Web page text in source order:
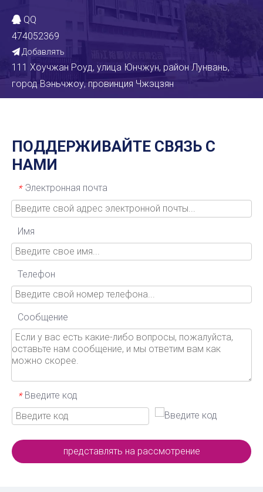
 QQ
474052369
 Добавлять
111 Хоучжан Роуд, улица Юнчжун, район Лунвань,
город Вэньчжоу, провинция Чжэцзян
ПОДДЕРЖИВАЙТЕ СВЯЗЬ С
НАМИ
* Электронная почта
Имя
Телефон
Сообщение
* Введите код
представлять на рассмотрение